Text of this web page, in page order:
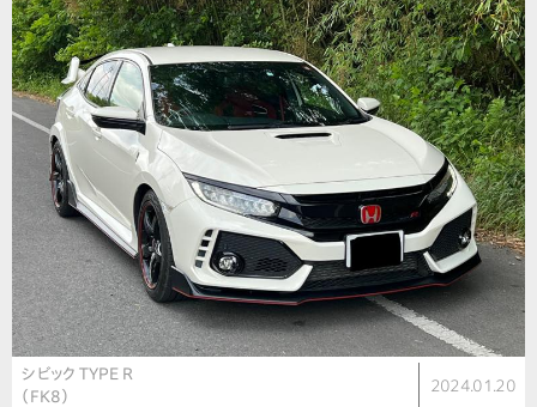
シビック TYPE R
（FK8）
2024.01.20